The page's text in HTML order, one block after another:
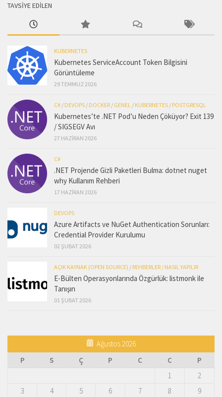
TAVSİYE EDİLEN
KUBERNETES
Kubernetes ServiceAccount Token Bilgisini
Görüntüleme
29 TEMMUZ 2026
C# / DEVOPS / DOCKER / GENEL / KUBERNETES / POSTGRESQL
Kubernetes’te .NET Pod’u Neden Çöküyor? Exit 139
/ SIGSEGV Avı
27 HAZIRAN 2026
C#
.NET Projende Gizli Paketleri Bulma: dotnet nuget
why Kullanım Rehberi
17 HAZIRAN 2026
DEVOPS
Azure Artifacts ve NuGet Authentication Sorunları:
Credential Provider Kurulumu
02 ŞUBAT 2026
AÇIK KAYNAK (OPEN SOURCE) / REHBERLER / NASIL YAPILIR
E-Bülten Operasyonlarında Özgürlük: listmonk ile
Tanışın
01 ŞUBAT 2026
Ağustos 2026
P
S Ç P C C
P
1
2
3
4 5 6 7 8 9